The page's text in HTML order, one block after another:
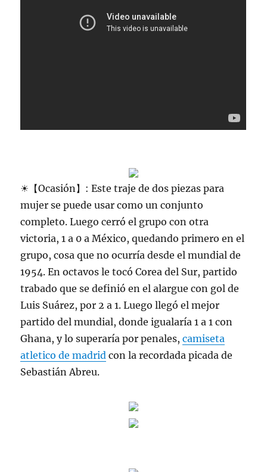
☀【Ocasión】: Este traje de dos piezas para
mujer se puede usar como un conjunto
completo. Luego cerró el grupo con otra
victoria, 1 a 0 a México, quedando primero en el
grupo, cosa que no ocurría desde el mundial de
1954. En octavos le tocó Corea del Sur, partido
trabado que se definió en el alargue con gol de
Luis Suárez, por 2 a 1. Luego llegó el mejor
partido del mundial, donde igualaría 1 a 1 con
Ghana, y lo superaría por penales,camiseta
atletico de madrid con la recordada picada de
Sebastián Abreu.